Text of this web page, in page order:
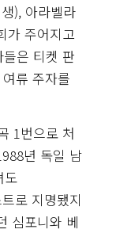
), 아라벨라
가 주어지고
은 티켓 판
류 주자를
1번으로 처
년 독일 남
도
로 지명됐지
심포니와 베